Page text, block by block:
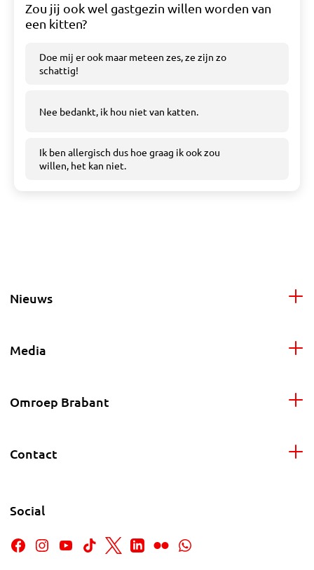
Zou jij ook wel gastgezin willen worden van
een kitten?
Doe mij er ook maar meteen zes, ze zijn zo
schattig!
Nee bedankt, ik hou niet van katten.
Ik ben allergisch dus hoe graag ik ook zou
willen, het kan niet.
Nieuws
Media
Omroep Brabant
Contact
Social